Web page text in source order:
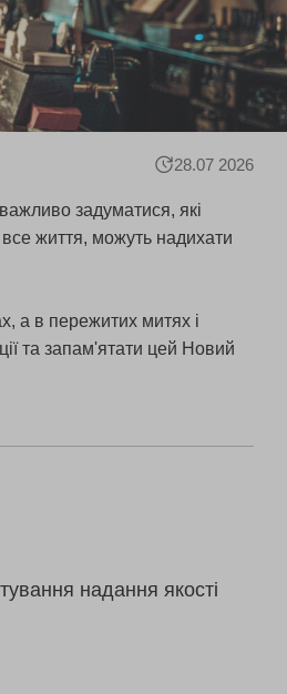
28.07 2026
задуматися, які
все життя, можуть надихати
а в пережитих митях і
та запам'ятати цей Новий
надання якості